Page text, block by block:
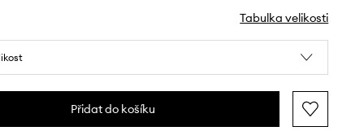
Tabulka velikosti
Přidat do košíku